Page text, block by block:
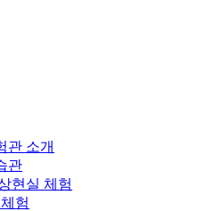
관 소개
관
현실 체험
험